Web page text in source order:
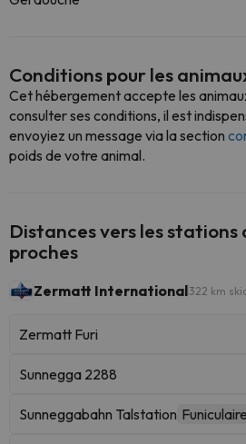
Conditions pour les
Cet hébergement accepte les
consulter ses conditions, il est
envoyiez un message via la section
poids de votre animal.
Distances vers les stations
proches
Zermatt International322 km
Zermatt Furi
Sunnegga 2288
Sunneggabahn Talstation Funiculaire